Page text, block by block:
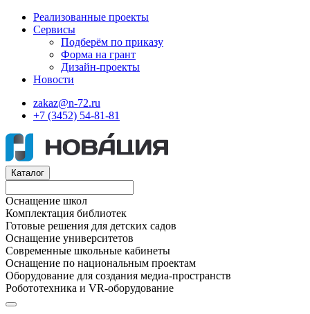
Реализованные проекты
Сервисы
Подберём по приказу
Форма на грант
Дизайн-проекты
Новости
zakaz@n-72.ru
+7 (3452) 54-81-81
Каталог
Оснащение школ
Комплектация библиотек
Готовые решения для детских садов
Оснащение университетов
Современные школьные кабинеты
Оснащение по национальным проектам
Оборудование для создания медиа-пространств
Робототехника и VR-оборудование